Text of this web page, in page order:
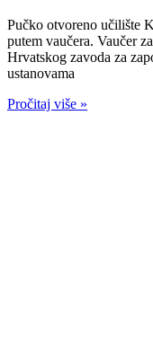
Pučko otvoreno učilište
putem vaučera. Vaučer
Hrvatskog zavoda za
ustanovama
Pročitaj više »